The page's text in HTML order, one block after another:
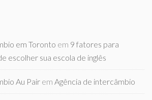
em Toronto em 9 fatores para
escolher sua escola de inglês
Au Pair em Agência de intercâmbio